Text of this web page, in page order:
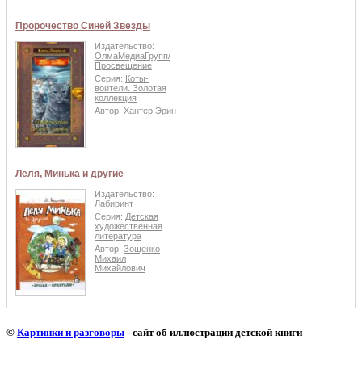
Пророчество Синей Звезды
Издательство:
ОлмаМедиаГрупп/
Просвещение
Серия: Коты-
воители. Золотая
коллекция
Автор: Хантер Эрин
Леля, Минька и другие
Издательство:
Лабиринт
Серия: Детская
художественная
литература
Автор: Зощенко
Михаил
Михайлович
© Картинки и разговоры - сайт об иллюстрации детской книги